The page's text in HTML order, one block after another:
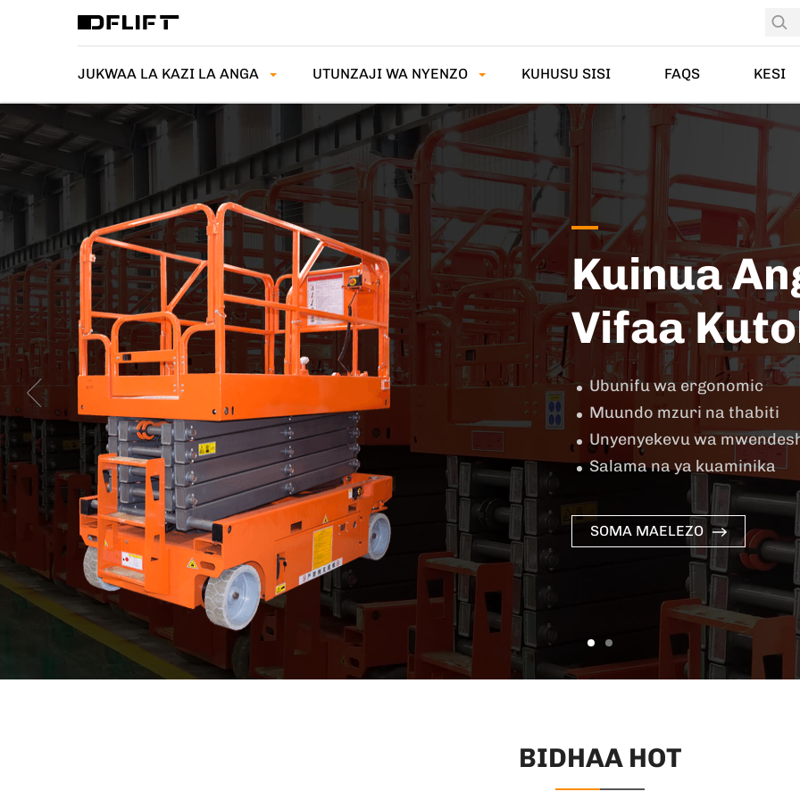
JUKWAA LA KAZI LA ANGA UTUNZAJI WA NYENZO KUHUSU SISI FAQS KESI
Kuinua
Vifaa
Ubunifu wa ergonomic
Muundo mzuri na thabiti
Unyenyekevu wa
Salama na ya kuaminika
SOMA MAELEZO
BIDHAA HOT